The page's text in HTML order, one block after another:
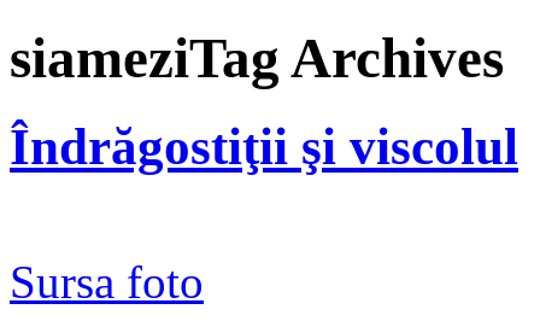
siameziTag Archives
Îndrăgostiţii şi viscolul
Sursa foto